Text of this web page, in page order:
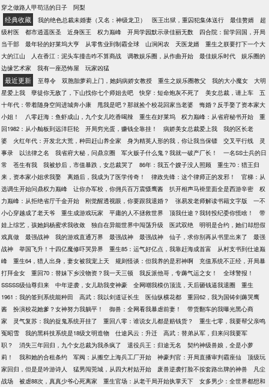
穿之做路人甲苟活的日子
阿梨
经典收藏 我的绝色总裁未婚妻（又名：神级龙卫） 医王出狱，重囚犯集体送行 最佳赘婿
超
级村医
都市逍遥医圣 近身医王 权力巅峰 开局学园默示录佳丽无数
四合院：留学回国，开局
当干部
最年轻的好莱坞大亨 从零售业到制霸全球 山涧闲农 天医龙婿
重生之朕要打下一个大
大的江山
人在香江：泥头车撞击咋不算商战 调教娱乐圈，从作曲开始 最佳娱乐时代
娱乐圈的
边缘艺术家
我有一座恐怖屋 玩家凶猛
最近更新 至尊令 双胞胎萝莉上门，她妈病娇女教授 重生之娱乐圈教父 我的大小魔女
大明
星爱上我
孽徒你无敌了，下山找你七个师姐去吧 快穿：短命炮灰不死了 美女总裁，请上车
五
十年代：带着随身空间进城奔小康
甩我是吧？那就捡个校花回家当老婆
悔婚？反手娶了资本家大
小姐！
八零赶海：鱼虾成山，九个女儿吃香喝辣 重生在好莱坞 权力巅峰：从省府秘书开始
重
回1982：从小舢板到远洋巨轮
开局穷光蛋，赚钱全靠挂！ 病娇美女总裁爱上我
我的区长老
婆
火红年代：开发北大荒，种田赶山养全家 身为精英人形的我，你让我当保镖 交叉平行线
灵
事录
以法律之名 我省府大秘，问鼎京圈 军火贩子什么鬼？我就一破产厂长！
一名SS士兵的日
常
苍生有我 我被炒后，市值暴跌，女总裁哭了 86年：我五个嫂子没人照顾
重生70：猎王归
来，资本家小姐求我娶
离婚后，我成为了医学传奇！ 律政先锋：这个律师正的发邪！
官梯：从
选调生开始问鼎权力巅峰
让你办军校，你佣兵百万震慑鹰酱 扒开相声马褂里面全是西游辛密
权
力巅峰：从拒绝省厅千金开始
刚觉醒透视眼，你要跟我退婚？ 张易发老师解读书籍文字版
一不
小心穿越成了老天爷
重生成游戏玩家 平庸的人不拯救世界 顶我仕途？我转投纪委你慌啥！
带
娃上综艺，孩她妈杨蜜求我收敛
独自在异能世界中闯荡升级 医武双绝
明明是合约，她们却想假
戏真做
最强战神 我的游戏直通万界 最强战神 最强战神 仙子，求你别再从书里出来了
最强
战神
举国飞升！十四亿魔修吓哭异界 重生85：运气好亿点，我靠赶海成首富
从村支书到仕途巅
峰
重生64，猎人出身，妻女被我宠上天 规则怪谈：但我养的是邪神啊
充值系统不正经，开局暴
打拜金女
重回70：替妹下乡没物资？我一天三顿 我反派他哥，专薅气运之女！
全球警报！
SSSSS级仙尊归来
中年逆袭，女儿助我变神豪 全网嘲我模仿顶流，天后砸钱逼我退圈
重生
1961：我的签到系统能种田
高武：我以剑道证长生 医仙纵横花都
重回62，我为国铸剑薅哭鹰
酱
扮演校花她爹？女神努力我躺平！ 御兽：全网看我暴虐前妻！
带货翻车的我曝光黑心商
家
灵气复苏：我的捉鬼系统开挂了 重回八零：谁说女儿都是赔钱货？
重生七零，我要帮父亲鸣
冤昭雪
我的黑科技系统是18级文明造物 仕途风云：升迁
高武：替弟从军，归来问我要军
职？
消失三年回归，九个女总裁为我杀疯了 退役兵王：归途无名
契约神级兽娘，全是小萝
莉！
我和她的合租条约 军阀：从搬空上海兵工厂开始 神豪判官：开局直播审判霸座仙
顶级玩
家回归，但是是吟游诗人
猛男闯莞城，从四大村姑开始 废兽逆袭打脸不按套路出牌的神兽
凡尘
战场
被虐88次，真真少爷心死离家 重生官场：从老干局开始执掌天下 女多男少：全世界都想和